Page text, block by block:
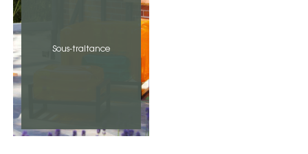
Sous-traitance